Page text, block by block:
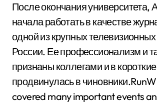
После окончания университета,
начала работать в качестве
одной из крупных
России. Ее профессионализм и
признаны коллегами и в
продвинулась в
covered many important events